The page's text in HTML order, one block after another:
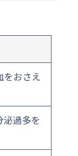
をおさえ
過多を